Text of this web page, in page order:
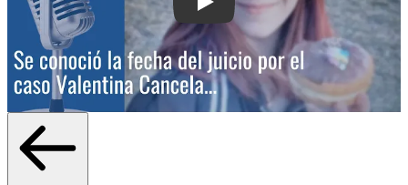
Play: Se conoció la fecha del juicio